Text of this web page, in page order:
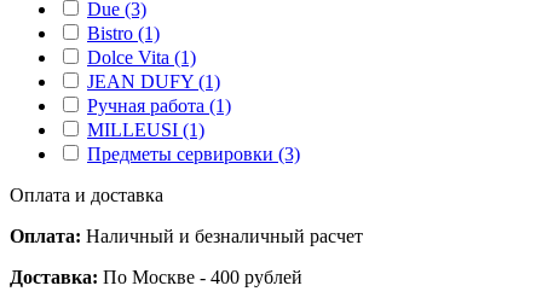
Due (3)
Bistro (1)
Dolce Vita (1)
JEAN DUFY (1)
Ручная работа (1)
MILLEUSI (1)
Предметы сервировки (3)
Оплата и доставка
Оплата: Наличный и безналичный расчет
Доставка: По Москве - 400 рублей